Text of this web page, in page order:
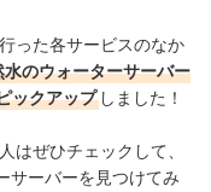
った各サービスのなか
のウォーターサーバー
ックアップ しました！
はぜひチェックして、
サーバーを見つけてみ